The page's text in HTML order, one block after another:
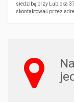
siedzibą przy Lubicka
skontaktować przez